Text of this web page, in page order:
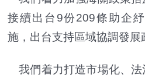
接續出台9份209條助企
施，出台支持區域協調發展
我們着力打造市場化、法